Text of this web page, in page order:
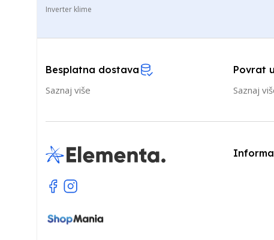
Inverter klime
Besplatna dostava
Saznaj više
Povrat
Saznaj